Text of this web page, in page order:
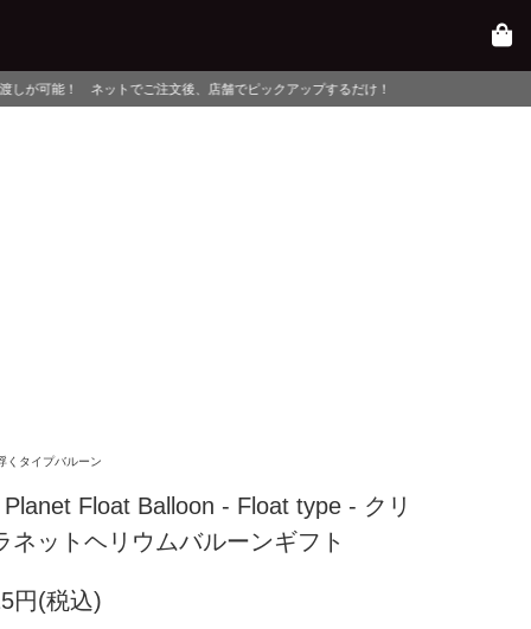
文後、店舗でピックアップするだけ！
くタイプバルーン
Float Balloon - Float type - クリ
ネットヘリウムバルーンギフト
円(税込)